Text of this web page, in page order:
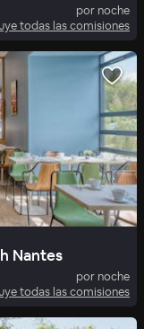
por noche
todas las comisiones
Nantes
por noche
todas las comisiones